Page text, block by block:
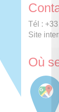
Tél :
Site
Où